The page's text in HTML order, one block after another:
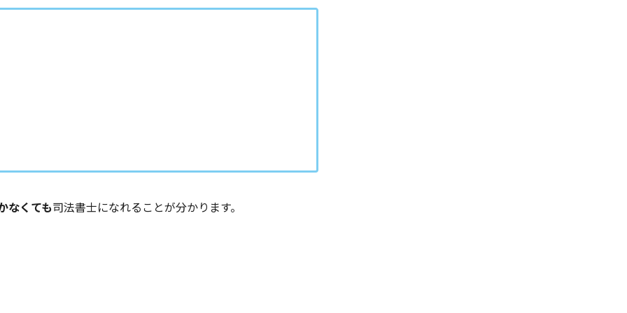
なくても司法書士になれることが分かります。